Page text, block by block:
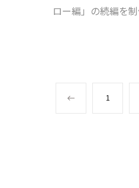
ロー編」の続編を
1